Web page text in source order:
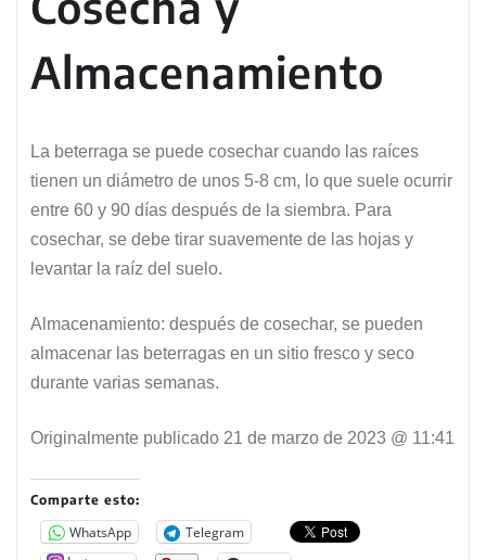
Almacenamiento
La beterraga se puede cosechar cuando las raíces
tienen un diámetro de unos 5-8 cm, lo que suele ocurrir
entre 60 y 90 días después de la siembra. Para
cosechar, se debe tirar suavemente de las hojas y
levantar la raíz del suelo.
Almacenamiento: después de cosechar, se pueden
almacenar las beterragas en un sitio fresco y seco
durante varias semanas.
Originalmente publicado 21 de marzo de 2023 @ 11:41
Comparte esto:
WhatsApp
Telegram